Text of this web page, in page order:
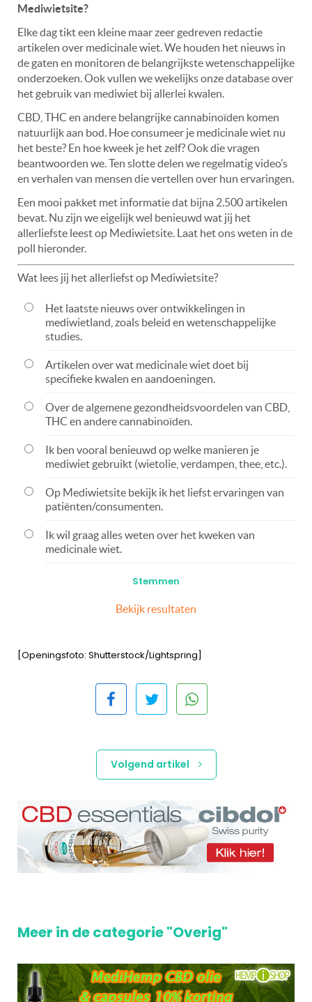
Mediwietsite?
Elke dag tikt een kleine maar zeer gedreven redactie
artikelen over medicinale wiet. We houden het nieuws in
de gaten en monitoren de belangrijkste wetenschappelijke
onderzoeken. Ook vullen we wekelijks onze database over
het gebruik van mediwiet bij allerlei kwalen.
CBD, THC en andere belangrijke cannabinoïden komen
natuurlijk aan bod. Hoe consumeer je medicinale wiet nu
het beste? En hoe kweek je het zelf? Ook die vragen
beantwoorden we. Ten slotte delen we regelmatig video’s
en verhalen van mensen die vertellen over hun ervaringen.
Een mooi pakket met informatie dat bijna 2.500 artikelen
bevat. Nu zijn we eigelijk wel benieuwd wat jij het
allerliefste leest op Mediwietsite. Laat het ons weten in de
poll hieronder.
Wat lees jij het allerliefst op Mediwietsite?
Het laatste nieuws over ontwikkelingen in
mediwietland, zoals beleid en wetenschappelijke
studies.
Artikelen over wat medicinale wiet doet bij
specifieke kwalen en aandoeningen.
Over de algemene gezondheidsvoordelen van CBD,
THC en andere cannabinoïden.
Ik ben vooral benieuwd op welke manieren je
mediwiet gebruikt (wietolie, verdampen, thee, etc.).
Op Mediwietsite bekijk ik het liefst ervaringen van
patiënten/consumenten.
Ik wil graag alles weten over het kweken van
medicinale wiet.
Bekijk resultaten
[Openingsfoto: Shutterstock/Lightspring]
Volgend artikel
Meer in de categorie "Overig"